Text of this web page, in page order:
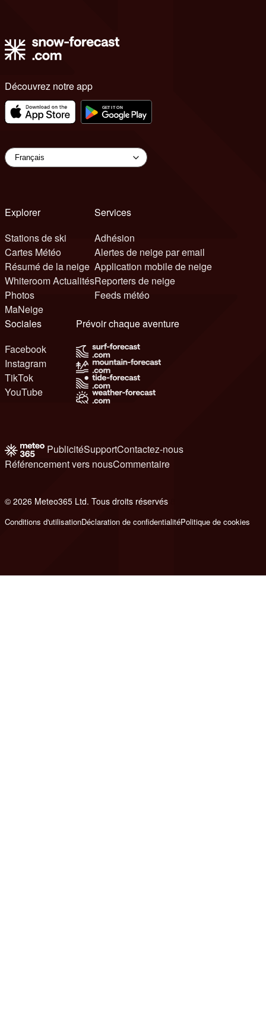
Découvrez notre app
Explorer
Stations de ski
Cartes Météo
Résumé de la neige
Whiteroom Actualités
Photos
MaNeige
Services
Adhésion
Alertes de neige par email
Application mobile de neige
Reporters de neige
Feeds météo
Sociales
Facebook
Instagram
TikTok
YouTube
Prévoir chaque aventure
PublicitéSupportContactez-nous
Référencement vers nousCommentaire
© 2026 Meteo365 Ltd. Tous droits réservés
Conditions d'utilisationDéclaration de confidentialitéPolitique de cookies